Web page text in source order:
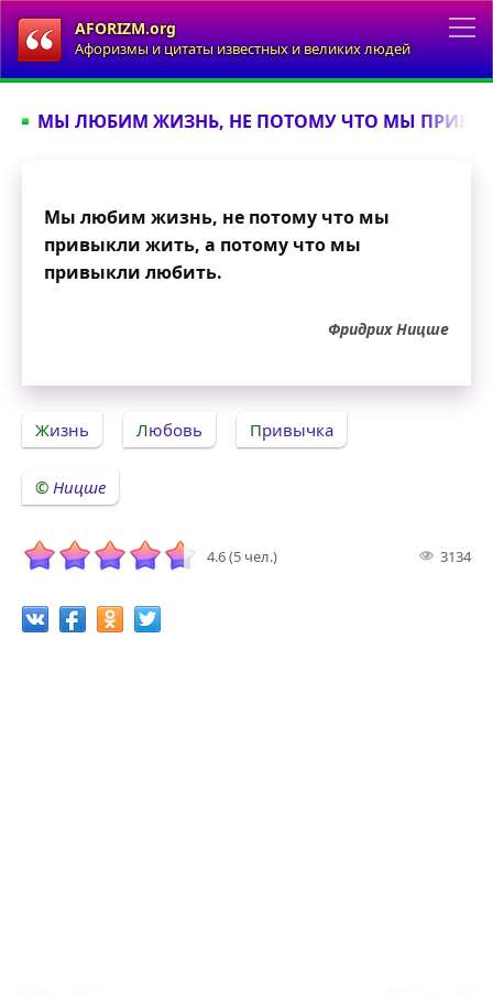
AFORIZM.org
Афоризмы и цитаты известных и великих людей
МЫ ЛЮБИМ ЖИЗНЬ, НЕ ПОТОМУ ЧТО МЫ
Мы любим жизнь, не потому что мы
привыкли жить, а потому что мы
привыкли любить.
Фридрих Ницше
Жизнь Любовь Привычка
Ницше
4.6 (5 чел.) 3134